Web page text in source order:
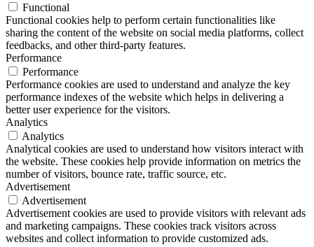
Functional
Functional cookies help to perform certain functionalities like
sharing the content of the website on social media platforms, collect
feedbacks, and other third-party features.
Performance
Performance
Performance cookies are used to understand and analyze the key
performance indexes of the website which helps in delivering a
better user experience for the visitors.
Analytics
Analytics
Analytical cookies are used to understand how visitors interact with
the website. These cookies help provide information on metrics the
number of visitors, bounce rate, traffic source, etc.
Advertisement
Advertisement
Advertisement cookies are used to provide visitors with relevant ads
and marketing campaigns. These cookies track visitors across
websites and collect information to provide customized ads.